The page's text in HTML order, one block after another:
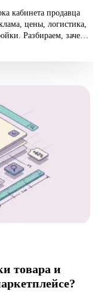
кабинета продавца
цены, логистика,
Разбираем, зачем
товара и